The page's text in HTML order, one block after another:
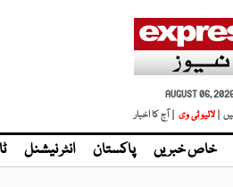
AUGUST 06,
|
| آج کا اخبار
خاص خبریں پاکستان انٹر نیشنل